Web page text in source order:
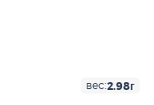
вес:2.98г